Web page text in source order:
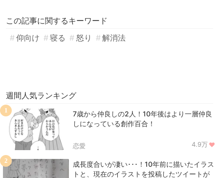
この記事に関するキーワード
仰向け
寝る 怒り 解消法
週間人気ランキング
7歳から仲良しの2人！10年後はより一層仲良
しになっている創作百合！
恋愛 4.9万
1
成長度合いが凄い･･･！10年前に描いたイラス
トと、現在のイラストを投稿したツイートが
2